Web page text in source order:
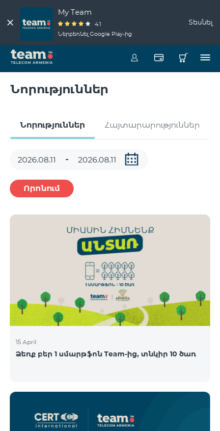
My Team
4.1
Ներբեռնել Google Play-ից
Տեսնել
Նորություններ
Նորություններ Հայտարարություններ
Որոնում
15 April
Ձեռք բեր 1 սմարթֆոն Team-ից, տնկիր 10 ծառ